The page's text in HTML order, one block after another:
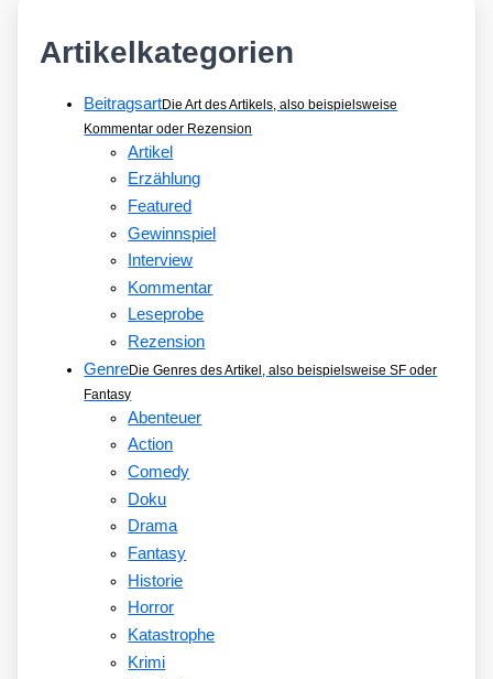
Artikelkategorien
BeitragsartDie Art des Artikels, also beispielsweise
Kommentar oder Rezension
Artikel
Erzählung
Featured
Gewinnspiel
Interview
Kommentar
Leseprobe
Rezension
GenreDie Genres des Artikel, also beispielsweise SF oder
Fantasy
Abenteuer
Action
Comedy
Doku
Drama
Fantasy
Historie
Horror
Katastrophe
Krimi